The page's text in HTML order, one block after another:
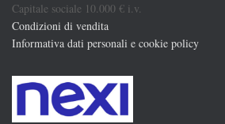
Capitale sociale 10.000 € i.v.
Condizioni di vendita
Informativa dati personali e cookie policy